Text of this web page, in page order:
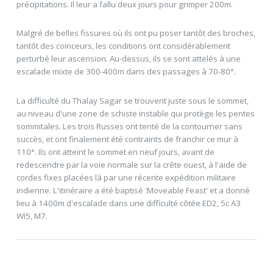
précipitations. Il leur a fallu deux jours pour grimper 200m.
Malgré de belles fissures où ils ont pu poser tantôt des broches,
tantôt des coinceurs, les conditions ont considérablement
perturbé leur ascension. Au-dessus, ils se sont attelés à une
escalade mixte de 300-400m dans des passages à 70-80°.
La difficulté du Thalay Sagar se trouvent juste sous le sommet,
au niveau d'une zone de schiste instable qui protège les pentes
sommitales. Les trois Russes ont tenté de la contourner sans
succès, et ont finalement été contraints de franchir ce mur à
110°. Ils ont atteint le sommet en neuf jours, avant de
redescendre par la voie normale sur la crête ouest, à l'aide de
cordes fixes placées là par une récente expédition militaire
indienne. L'itinéraire a été baptisé 'Moveable Feast' et a donné
lieu à 1400m d'escalade dans une difficulté côtée ED2, 5c A3
WI5, M7.